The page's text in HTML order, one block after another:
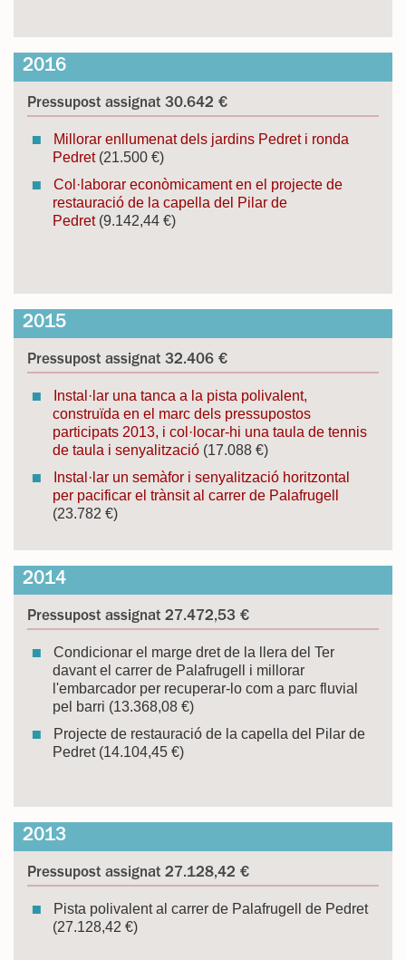
2016
Pressupost assignat 30.642 €
Millorar enllumenat dels jardins Pedret i ronda
Pedret(21.500 €)
Col·laborar econòmicament en el projecte de
restauració de la capella del Pilar de
Pedret(9.142,44 €)
2015
Pressupost assignat 32.406 €
Instal·lar una tanca a la pista polivalent,
construïda en el marc dels pressupostos
participats 2013, i col·locar-hi una taula de tennis
de taula i senyalització (17.088 €)
Instal·lar un semàfor i senyalització horitzontal
per pacificar el trànsit al carrer de Palafrugell
(23.782 €)
2014
Pressupost assignat 27.472,53 €
Condicionar el marge dret de la llera del Ter
davant el carrer de Palafrugell i millorar
l'embarcador per recuperar-lo com a parc fluvial
pel barri (13.368,08 €)
Projecte de restauració de la capella del Pilar de
Pedret (14.104,45 €)
2013
Pressupost assignat 27.128,42 €
Pista polivalent al carrer de Palafrugell de Pedret
(27.128,42 €)